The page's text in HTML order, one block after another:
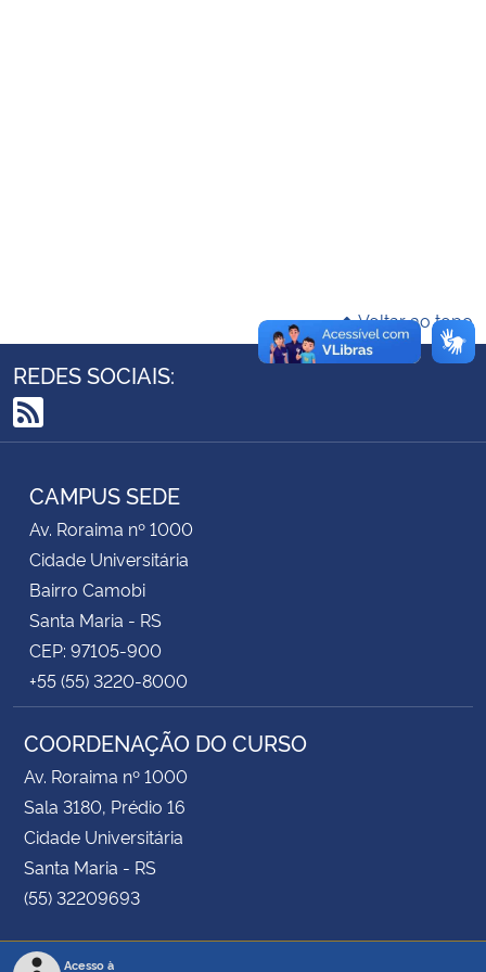
Controladoria-Geral da União
Secretaria-Geral
Secretaria de Governo
Gabinete de Segurança Institucional
Advocacia-Geral da União
Voltar ao topo
REDES SOCIAIS:
RSS
CAMPUS SEDE
Av. Roraima nº 1000
Cidade Universitária
Bairro Camobi
Santa Maria - RS
CEP: 97105-900
+55 (55) 3220-8000
COORDENAÇÃO DO CURSO
Av. Roraima nº 1000
Sala 3180, Prédio 16
Cidade Universitária
Santa Maria - RS
(55) 32209693
Acesso à